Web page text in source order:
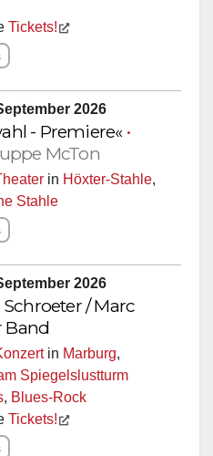
Tickets!
2026
- Premiere« •
McTon
in Höxter-Stahle,
Stahle
2026
/ Marc
Band
in Marburg,
Spiegelslustturm
, Blues-Rock
Tickets!